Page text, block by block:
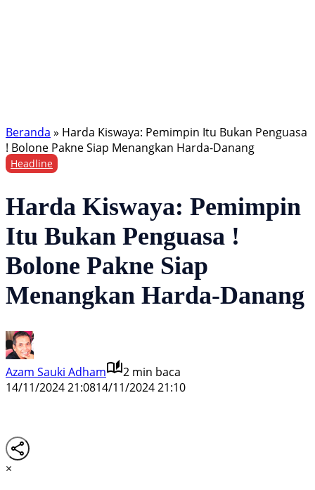
Beranda » Harda Kiswaya: Pemimpin Itu Bukan Penguasa
! Bolone Pakne Siap Menangkan Harda-Danang
Headline
Harda Kiswaya: Pemimpin
Itu Bukan Penguasa !
Bolone Pakne Siap
Menangkan Harda-Danang
Azam Sauki Adham
2 min baca
14/11/2024 21:0814/11/2024 21:10
×